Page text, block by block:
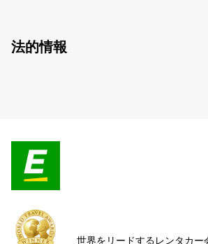
法的情報
世界をリードするレンタカー